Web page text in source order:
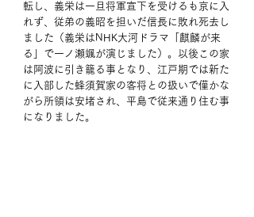
転し、義栄は一旦将軍宣下を受けるも京に入
れず、従弟の義昭を担いだ信長に敗れ死去し
ました（義栄はNHK大河ドラマ「麒麟が来
る」で一ノ瀬颯が演じました）。以後この家
は阿波に引き籠る事となり、江戸期では新た
に入部した蜂須賀家の客将との扱いで僅かな
がら所領は安堵され、平島で従来通り住む事
になりました。